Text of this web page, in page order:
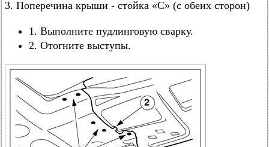
3. Поперечина крыши - стойка «С» (с обеих сторон)
1. Выполните пудлинговую сварку.
2. Отогните выступы.